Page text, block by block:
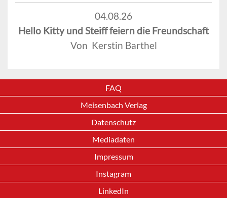
04.08.26
Hello Kitty und Steiff feiern die Freundschaft
Von Kerstin Barthel
FAQ
Meisenbach Verlag
Datenschutz
Mediadaten
Impressum
Instagram
LinkedIn